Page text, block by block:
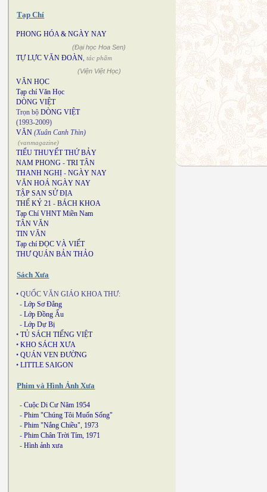
Tạp Chí
PHONG HÓA & NGÀY NAY
(Đại học Hoa Sen)
TỰ LỰC VĂN ĐOÀN, tác phẩm
(Viện Việt Học)
VĂN HỌC
Tạp chí Văn Học
DÒNG VIỆT
Trọn bộ DÒNG VIỆT
(1993-2009)
VĂN (Xuân Canh Thìn)
(vanmagazine)
TIỂU THUYẾT THỨ BẢY
NAM PHONG - TRI TÂN
THANH NGHỊ - NGÀY NAY
VĂN HOÁ NGÀY NAY
TẬP SAN SỬ ĐỊA
THẾ KỶ 21 - BÁCH KHOA
Tạp Chí VHNT Miền Nam
TÂN VĂN
TIN VĂN
Tạp chí ĐỌC VÀ VIẾT
THƯ QUÁN BẢN THẢO
Sách Xưa
• QUỐC VĂN GIÁO KHOA THƯ:
- Lớp Sơ Đẳng
- Lớp Đồng Ấu
- Lớp Dự Bị
• TỦ SÁCH TIẾNG VIỆT
• KHO SÁCH XƯA
• QUÁN VEN ĐƯỜNG
• LITTLE SAIGON
Phim và Hình Ảnh Xưa
- Cuộc Di Cư Năm 1954
- Phim "Chúng Tôi Muốn Sống"
- Phim "Nắng Chiều", 1973
- Phim Chân Trời Tím, 1971
- Hình ảnh xưa